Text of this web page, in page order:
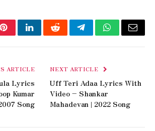
PinterestLinkedInRedditTelegramWhatsApp
Email
ARTICLE
Lyrics
Kumar
Song
NEXT ARTICLE
Uff Teri Adaa Lyrics With
Video – Shankar
Mahadevan | 2022 Song